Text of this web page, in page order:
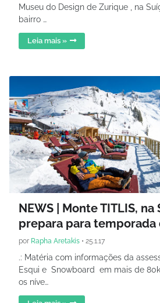
Museu do Design de Zurique , na
bairro …
Leia mais »
NEWS | Monte TITLIS, na
prepara para temporada
por Rapha Aretakis • 25.1.17
.: Matéria com informações da
Esqui e Snowboard em mais de
os níve…